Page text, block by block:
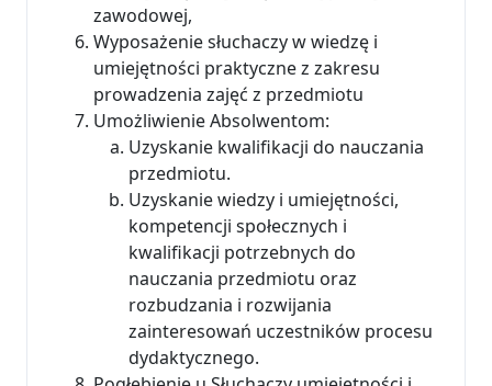
zawodowej,
Wyposażenie słuchaczy w wiedzę i
umiejętności praktyczne z zakresu
prowadzenia zajęć z przedmiotu
Umożliwienie Absolwentom:
Uzyskanie kwalifikacji do nauczania
przedmiotu.
Uzyskanie wiedzy i umiejętności,
kompetencji społecznych i
kwalifikacji potrzebnych do
nauczania przedmiotu oraz
rozbudzania i rozwijania
zainteresowań uczestników procesu
dydaktycznego.